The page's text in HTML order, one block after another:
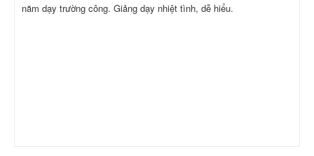
năm dạy trường công. Giảng dạy nhiệt tình, dễ hiểu.